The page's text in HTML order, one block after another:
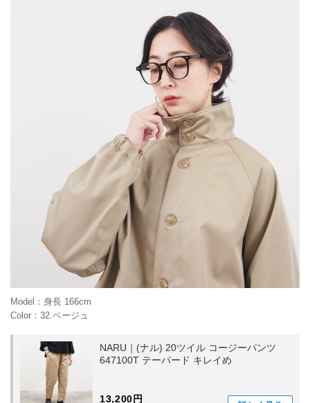
Model：身長 166cm
Color：32.ベージュ
NARU｜(ナル) 20ツイル コージーパンツ
647100T テーパード キレイめ
13,200円